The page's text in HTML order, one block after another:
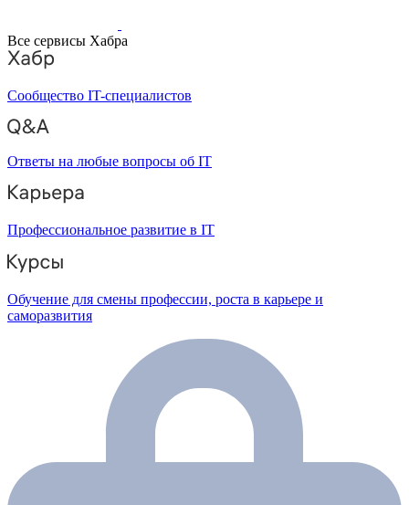
Все сервисы Хабра
Сообщество IT-специалистов
Ответы на любые вопросы об IT
Профессиональное развитие в IT
Обучение для смены профессии, роста в карьере и
саморазвития